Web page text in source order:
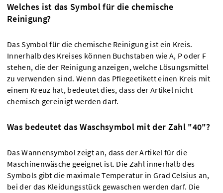
Welches ist das Symbol für die chemische
Reinigung?
Das Symbol für die chemische Reinigung ist ein Kreis.
Innerhalb des Kreises können Buchstaben wie A, P oder F
stehen, die der Reinigung anzeigen, welche Lösungsmittel
zu verwenden sind. Wenn das Pflegeetikett einen Kreis mit
einem Kreuz hat, bedeutet dies, dass der Artikel nicht
chemisch gereinigt werden darf.
Was bedeutet das Waschsymbol mit der Zahl "40"?
Das Wannensymbol zeigt an, dass der Artikel für die
Maschinenwäsche geeignet ist. Die Zahl innerhalb des
Symbols gibt die maximale Temperatur in Grad Celsius an,
bei der das Kleidungsstück gewaschen werden darf. Die